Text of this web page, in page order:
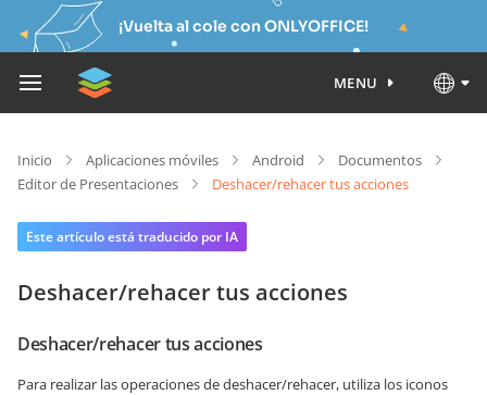
¡Vuelta al cole con ONLYOFFICE!
MENU
Inicio Aplicaciones móviles Android
Documentos
Editor de Presentaciones
Deshacer/rehacer tus acciones
Este artículo está traducido por IA
Deshacer/rehacer tus acciones
Deshacer/rehacer tus acciones
Para realizar las operaciones de deshacer/rehacer, utiliza los iconos